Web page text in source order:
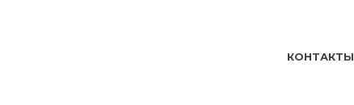
КОНТАКТЫ